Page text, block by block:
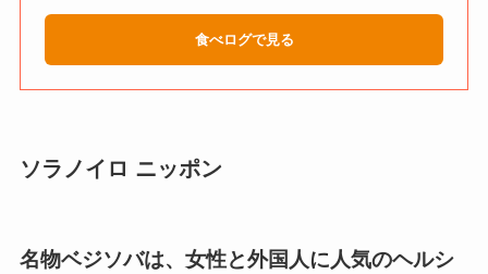
食べログで見る
ソラノイロ ニッポン
名物ベジソバは、女性と外国人に人気のヘルシ